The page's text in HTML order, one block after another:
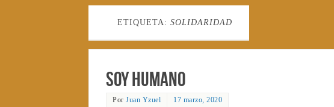
ETIQUETA: SOLIDARIDAD
Soy humano
Por Juan Yzuel 17 marzo, 2020